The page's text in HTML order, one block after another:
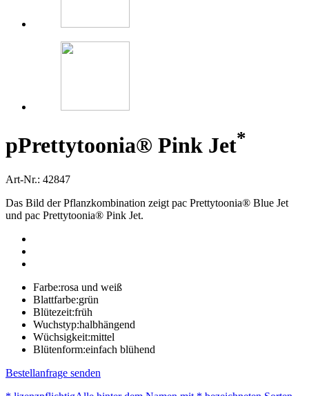
pPrettytoonia® Pink Jet*
Art-Nr.: 42847
Das Bild der Pflanzkombination zeigt pac Prettytoonia® Blue Jet
und pac Prettytoonia® Pink Jet.
Farbe:rosa und weiß
Blattfarbe:grün
Blütezeit:früh
Wuchstyp:halbhängend
Wüchsigkeit:mittel
Blütenform:einfach blühend
Bestellanfrage senden